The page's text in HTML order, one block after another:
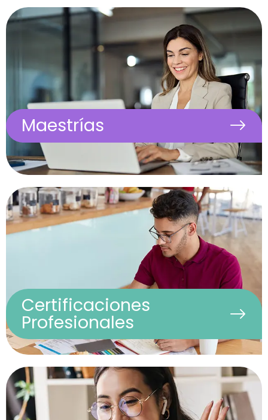
Formaciones de posgrado con título propio de la
Universidad de Salamanca. Diseñadas para impulsar tu
desarrollo profesional con profundidad académica,
flexibilidad y una visión global.
Universidad de Salamanca 100% online
Maestrías
Programas especializados y de corta duración para
validar tus competencias, adquirir nuevas habilidades y
avanzar en tu trayectoria con el respaldo de la
Universidad de Salamanca.
Universidad de Salamanca 100% online
Certificaciones
Profesionales
Formaciones intensivas de 7 semanas, 100 % online,
enfocadas en la aplicación inmediata de conocimientos
clave para tu práctica profesional. Flexibles, ágiles y
con alto impacto.